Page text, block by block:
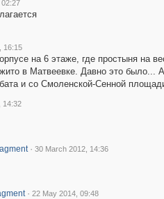
16:15
на 6 этаже, где простыня на
в Матвеевке. Давно это было... А
и со Смоленской-Сенной
14:32
· 30 March 2012, 14:36
· 22 May 2014, 09:48